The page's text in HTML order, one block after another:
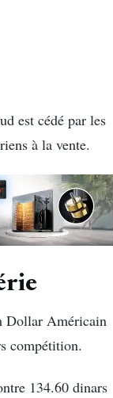
est cédé par les
à la vente.
Dollar Américain
compétition.
134.60 dinars